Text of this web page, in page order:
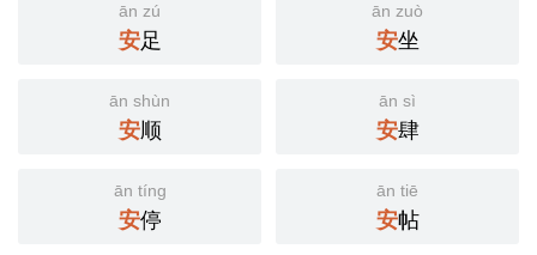
ān zú
安足
ān zuò
安坐
ān shùn
安顺
ān sì
安肆
ān tíng
安停
ān tiē
安帖